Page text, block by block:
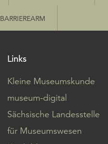
BARRIEREARM
Links
Kleine Museumskunde
museum-digital
Sächsische Landesstelle
für Museumswesen